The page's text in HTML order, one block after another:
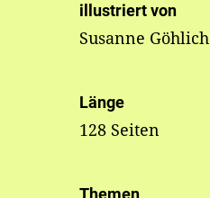
illustriert von
Susanne Göhlich
Länge
128 Seiten
Themen